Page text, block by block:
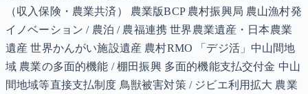
（収入保険・農業共済） 農業版BCP 農村振興局 農山漁村発
イノベーション / 農泊 / 農福連携 世界農業遺産・日本農業
遺産 世界かんがい施設遺産 農村RMO 「デジ活」中山間地
域 農業の多面的機能 / 棚田振興 多面的機能支払交付金 中山
間地域等直接支払制度 鳥獣被害対策 / ジビエ利用拡大 農業